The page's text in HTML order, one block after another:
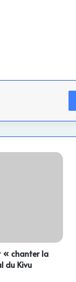
« chanter la
du Kivu